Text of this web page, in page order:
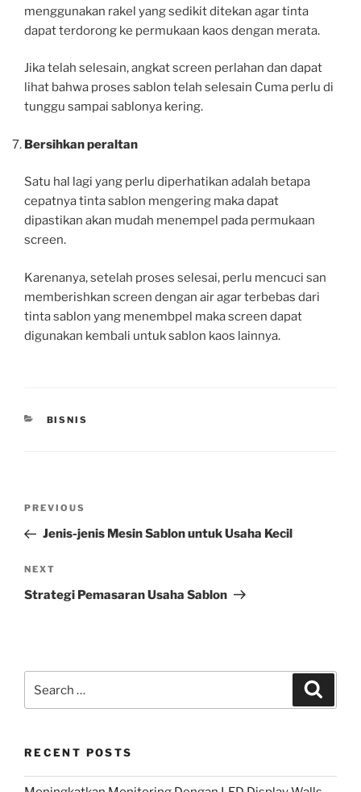
menggunakan rakel yang sedikit ditekan agar tinta
dapat terdorong ke permukaan kaos dengan merata.
Jika telah selesain, angkat screen perlahan dan dapat
lihat bahwa proses sablon telah selesain Cuma perlu di
tunggu sampai sablonya kering.
Bersihkan peraltan
Satu hal lagi yang perlu diperhatikan adalah betapa
cepatnya tinta sablon mengering maka dapat
dipastikan akan mudah menempel pada permukaan
screen.
Karenanya, setelah proses selesai, perlu mencuci san
memberishkan screen dengan air agar terbebas dari
tinta sablon yang menembpel maka screen dapat
digunakan kembali untuk sablon kaos lainnya.
CATEGORIES
BISNIS
Previous
Post
PREVIOUS
Jenis-jenis Mesin Sablon untuk Usaha Kecil
Next
Post
NEXT
Strategi Pemasaran Usaha Sablon
RECENT POSTS